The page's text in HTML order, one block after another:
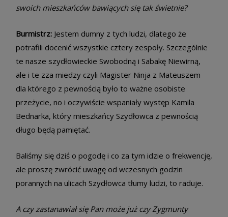
swoich mieszkańców bawiących się tak świetnie?
Burmistrz: Jestem dumny z tych ludzi, dlatego że
potrafili docenić wszystkie cztery zespoły. Szczególnie
te nasze szydłowieckie Swobodną i Sabakę Niewirną,
ale i te zza miedzy czyli Magister Ninja z Mateuszem
dla którego z pewnością było to ważne osobiste
przeżycie, no i oczywiście wspaniały występ Kamila
Bednarka, który mieszkańcy Szydłowca z pewnością
długo będą pamiętać.
Baliśmy się dziś o pogodę i co za tym idzie o frekwencję,
ale proszę zwrócić uwagę od wczesnych godzin
porannych na ulicach Szydłowca tłumy ludzi, to raduje.
A czy zastanawiał się Pan może już czy Zygmunty